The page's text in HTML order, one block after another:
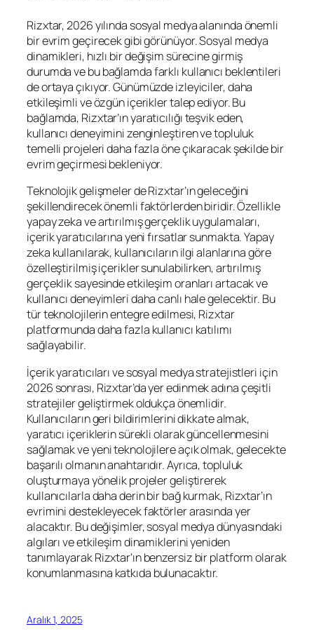
Rizxtar, 2026 yılında sosyal medya alanında önemli
bir evrim geçirecek gibi görünüyor. Sosyal medya
dinamikleri, hızlı bir değişim sürecine girmiş
durumda ve bu bağlamda farklı kullanıcı beklentileri
de ortaya çıkıyor. Günümüzde izleyiciler, daha
etkileşimli ve özgün içerikler talep ediyor. Bu
bağlamda, Rizxtar’ın yaratıcılığı teşvik eden,
kullanıcı deneyimini zenginleştiren ve topluluk
temelli projeleri daha fazla öne çıkaracak şekilde bir
evrim geçirmesi bekleniyor.
Teknolojik gelişmeler de Rizxtar’ın geleceğini
şekillendirecek önemli faktörlerden biridir. Özellikle
yapay zeka ve artırılmış gerçeklik uygulamaları,
içerik yaratıcılarına yeni fırsatlar sunmakta. Yapay
zeka kullanılarak, kullanıcıların ilgi alanlarına göre
özelleştirilmiş içerikler sunulabilirken, artırılmış
gerçeklik sayesinde etkileşim oranları artacak ve
kullanıcı deneyimleri daha canlı hale gelecektir. Bu
tür teknolojilerin entegre edilmesi, Rizxtar
platformunda daha fazla kullanıcı katılımı
sağlayabilir.
İçerik yaratıcıları ve sosyal medya stratejistleri için
2026 sonrası, Rizxtar’da yer edinmek adına çeşitli
stratejiler geliştirmek oldukça önemlidir.
Kullanıcıların geri bildirimlerini dikkate almak,
yaratıcı içeriklerin sürekli olarak güncellenmesini
sağlamak ve yeni teknolojilere açık olmak, gelecekte
başarılı olmanın anahtarıdır. Ayrıca, topluluk
oluşturmaya yönelik projeler geliştirerek
kullanıcılarla daha derin bir bağ kurmak, Rizxtar’ın
evrimini destekleyecek faktörler arasında yer
alacaktır. Bu değişimler, sosyal medya dünyasındaki
algıları ve etkileşim dinamiklerini yeniden
tanımlayarak Rizxtar’ın benzersiz bir platform olarak
konumlanmasına katkıda bulunacaktır.
Aralık 1, 2025